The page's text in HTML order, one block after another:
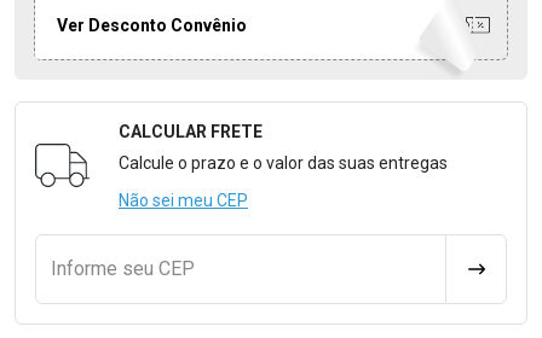
Ver Desconto Convênio
Formulário para Calcular o Frete
CALCULAR FRETE
Calcule o prazo e o valor das suas entregas
Não sei meu CEP
Informe seu CEP